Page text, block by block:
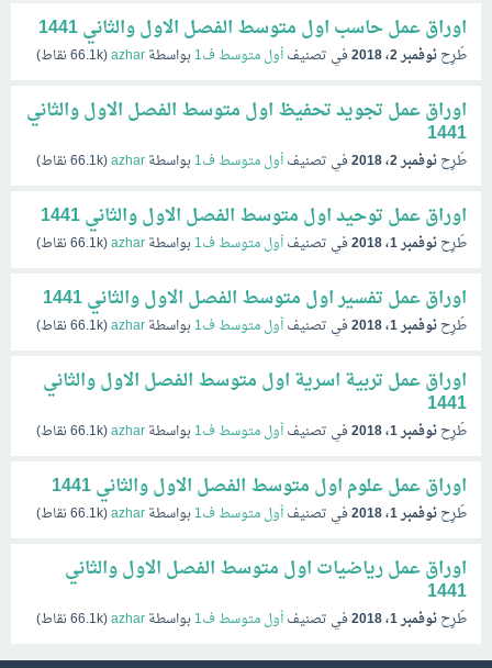
اوراق عمل حاسب اول متوسط الفصل الاول والثاني 1441
طُرِحنوفمبر 2، 2018 في تصنيفأول متوسط ف1 بواسطةazhar
(
66.1kنقاط)
اوراق عمل تجويد تحفيظ اول متوسط الفصل الاول والثاني
1441
طُرِحنوفمبر 2، 2018 في تصنيفأول متوسط ف1 بواسطةazhar
(
66.1kنقاط)
اوراق عمل توحيد اول متوسط الفصل الاول والثاني 1441
طُرِحنوفمبر 1، 2018 في تصنيفأول متوسط ف1 بواسطةazhar
(
66.1kنقاط)
اوراق عمل تفسير اول متوسط الفصل الاول والثاني 1441
طُرِحنوفمبر 1، 2018 في تصنيفأول متوسط ف1 بواسطةazhar
(
66.1kنقاط)
اوراق عمل تربية اسرية اول متوسط الفصل الاول والثاني
1441
طُرِحنوفمبر 1، 2018 في تصنيفأول متوسط ف1 بواسطةazhar
(
66.1kنقاط)
اوراق عمل علوم اول متوسط الفصل الاول والثاني 1441
طُرِحنوفمبر 1، 2018 في تصنيفأول متوسط ف1 بواسطةazhar
(
66.1kنقاط)
اوراق عمل رياضيات اول متوسط الفصل الاول والثاني
1441
طُرِحنوفمبر 1، 2018 في تصنيفأول متوسط ف1 بواسطةazhar
(
66.1kنقاط)